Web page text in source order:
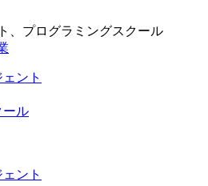
、プログラミングスクール
ント
ール
ント